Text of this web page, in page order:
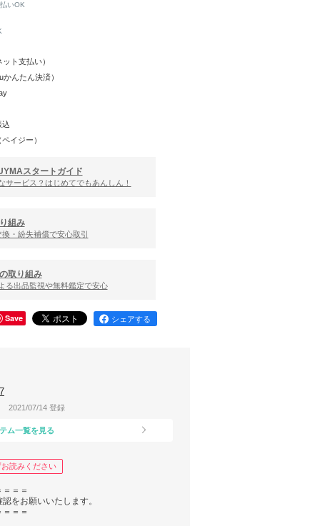
いOK
ット支払い）
かんたん決済）
込
イジー）
スタートガイド
サービス？はじめてでもあんしん！
組み
・紛失補償で安心取引
取り組み
る出品監視や無料鑑定で安心
Save シェアする
2021/07/14 登録
ム一覧を見る
読みください
＝＝
をお願いいたします。
＝＝